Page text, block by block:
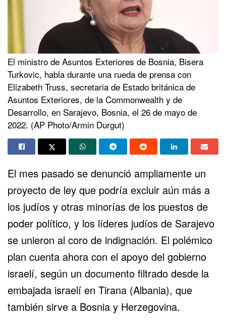
El ministro de Asuntos Exteriores de Bosnia, Bisera
Turkovic, habla durante una rueda de prensa con
Elizabeth Truss, secretaria de Estado británica de
Asuntos Exteriores, de la Commonwealth y de
Desarrollo, en Sarajevo, Bosnia, el 26 de mayo de
2022. (AP Photo/Armin Durgut)
El mes pasado se denunció ampliamente un
proyecto de ley que podría excluir aún más a
los judíos y otras minorías de los puestos de
poder político, y los líderes judíos de Sarajevo
se unieron al coro de indignación. El polémico
plan cuenta ahora con el apoyo del gobierno
israelí, según un documento filtrado desde la
embajada israelí en Tirana (Albania), que
también sirve a Bosnia y Herzegovina.